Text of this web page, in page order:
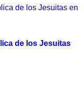
de los Jesuitas